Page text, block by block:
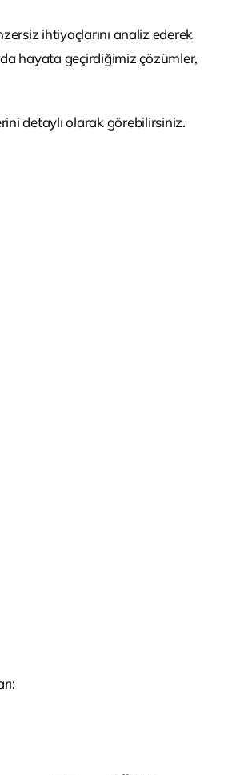
ihtiyaçlarını analiz ederek
hayata geçirdiğimiz çözümler,
detaylı olarak görebilirsiniz.